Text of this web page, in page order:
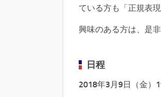
ている方も「正規表
興味のある方は、是
日程
2018年3月9日（金）